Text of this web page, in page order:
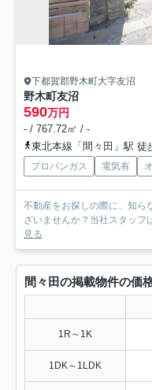
下都賀郡野木町大字友沼
野木町友沼
590万円
- / 767.72㎡ / -
東北本線「間々田」駅 徒
プロパンガス 電気有
不動産をお探しの際に、知ら
ざいませんか？当社スタッフ
見る
間々田の掲載物件の価
1R～1K
1DK～1LDK